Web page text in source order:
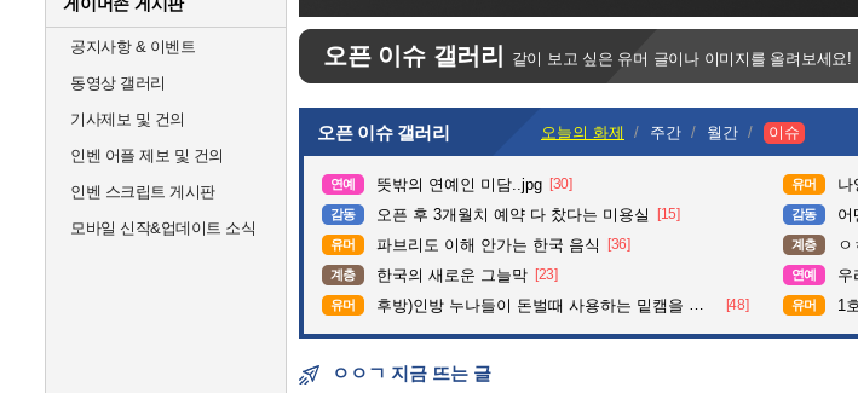
공지사항 & 이벤트
동영상 갤러리
기사제보 및 건의
인벤 어플 제보 및 건의
인벤 스크립트 게시판
모바일 신작&업데이트 소식
오픈 이슈 갤러리 같이 보고 싶은 유머 글이나 이미지를 올려보세요!
오픈 이슈 갤러리 오늘의 화제 주간 월간 이슈
연예 뜻밖의 연예인 미담..jpg [30] 유머 나
감동 오픈 후 3개월치 예약 다 찼다는 미용실 [15] 감동 어
유머 파브리도 이해 안가는 한국 음식 [36] 계층
계층 한국의 새로운 그늘막 [23] 연예 우
유머 후방)인방 누나들이 돈벌때 사용하는 밑캠을 알아보자 [48] 유머 1
ㅇㅇㄱ 지금 뜨는 글